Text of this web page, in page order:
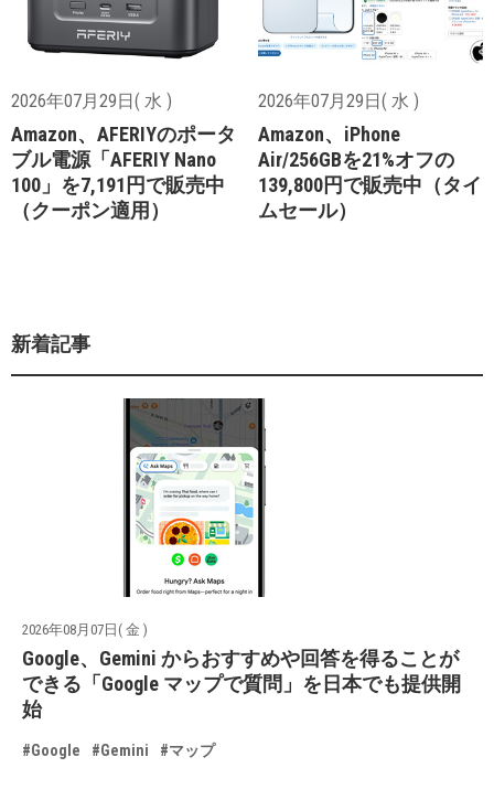
2026年07月29日( 水 )
Amazon、AFERIYのポータ
ブル電源「AFERIY Nano
100」を7,191円で販売中
（クーポン適用）
2026年07月29日( 水 )
Amazon、iPhone
Air/256GBを21%オフの
139,800円で販売中（タイ
ムセール）
新着記事
2026年08月07日( 金 )
Google、Gemini からおすすめや回答を得ることが
できる「Google マップで質問」を日本でも提供開
始
#Google #Gemini #マップ